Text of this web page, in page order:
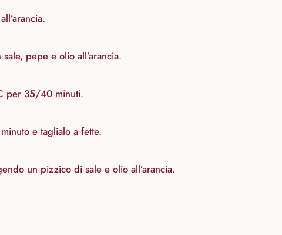
pepe e olio all’arancia.
per 35/40 minuti.
e taglialo a fette.
un pizzico di sale e olio all’arancia.